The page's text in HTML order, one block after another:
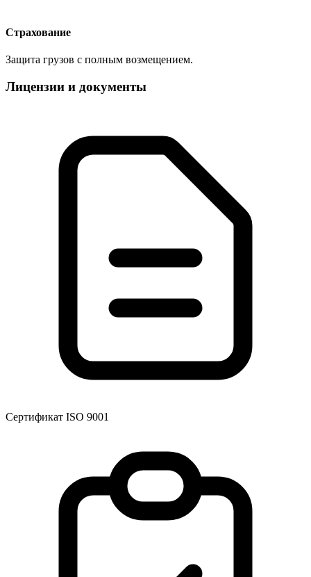
Страхование
Защита грузов с полным возмещением.
Лицензии и документы
Сертификат ISO 9001